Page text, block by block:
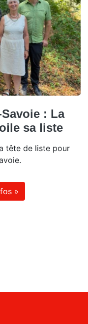
: La
sa liste
tête de liste pour
»